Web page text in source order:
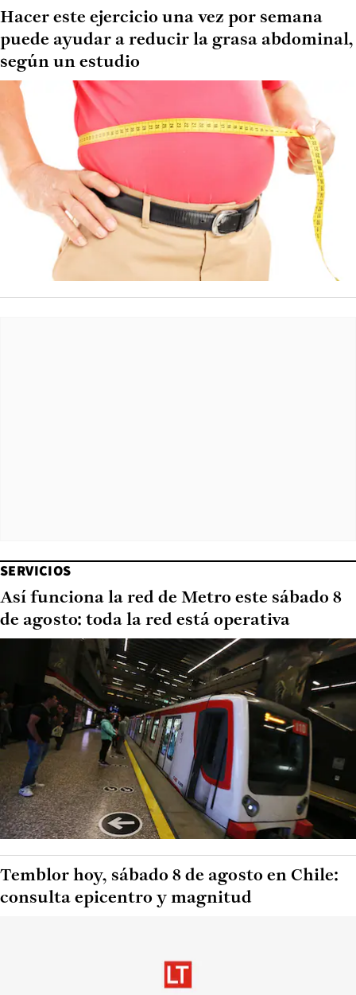
Hacer este ejercicio una vez por semana
puede ayudar a reducir la grasa abdominal,
según un estudio
SERVICIOS
Así funciona la red de Metro este sábado 8
de agosto: toda la red está operativa
Temblor hoy, sábado 8 de agosto en Chile:
consulta epicentro y magnitud